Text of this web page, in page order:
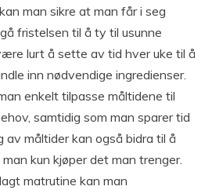
man sikre at man får i seg
fristelsen til å ty til usunne
lurt å sette av tid hver uke til å
inn nødvendige ingredienser.
enkelt tilpasse måltidene til
samtidig som man sparer tid
av måltider kan også bidra til å
kun kjøper det man trenger.
matrutine kan man